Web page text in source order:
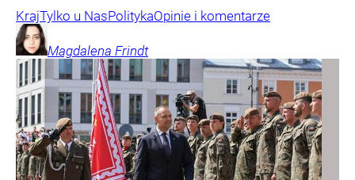
KrajTylko u NasPolitykaOpinie i komentarze
Magdalena Frindt